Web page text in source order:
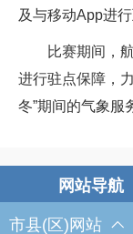
及与移动App进
比赛期间，航
进行驻点保障，
冬”期间的气象服
市县(区)网站